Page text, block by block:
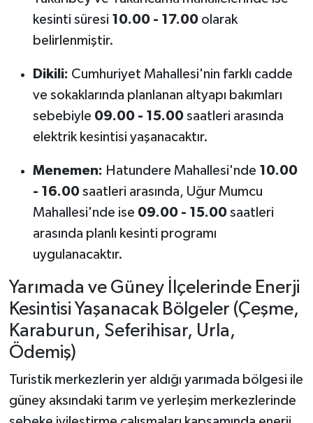
kesinti süresi 10.00 - 17.00olarak
belirlenmiştir.
Dikili: Cumhuriyet Mahallesi'nin farklı cadde
ve sokaklarında planlanan altyapı bakımları
sebebiyle 09.00 - 15.00saatleri arasında
elektrik kesintisi yaşanacaktır.
Menemen: Hatundere Mahallesi'nde 10.00
- 16.00saatleri arasında, Uğur Mumcu
Mahallesi'nde ise 09.00 - 15.00saatleri
arasında planlı kesinti programı
uygulanacaktır.
Yarımada ve Güney İlçelerinde Enerji
Kesintisi Yaşanacak Bölgeler (Çeşme,
Karaburun, Seferihisar, Urla,
Ödemiş)
Turistik merkezlerin yer aldığı yarımada bölgesi ile
güney aksındaki tarım ve yerleşim merkezlerinde